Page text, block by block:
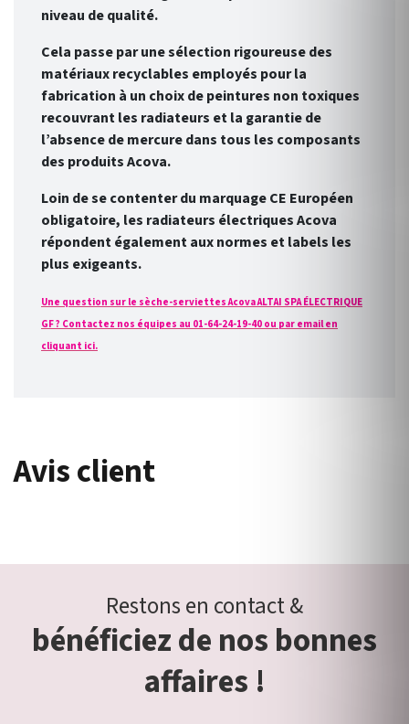
niveau de qualité.
Cela passe par une sélection rigoureuse des
matériaux recyclables employés pour la
fabrication à un choix de peintures non toxiques
recouvrant les radiateurs et la garantie de
l’absence de mercure dans tous les composants
des produits Acova.
Loin de se contenter du marquage CE Européen
obligatoire, les radiateurs électriques Acova
répondent également aux normes et labels les
plus exigeants.
Une question sur le sèche-serviettes Acova ALTAI SPA ÉLECTRIQUE
GF ? Contactez nos équipes au 01-64-24-19-40 ou par email en
cliquant ici.
Avis client
Restons en contact &
bénéficiez de nos bonnes
affaires !